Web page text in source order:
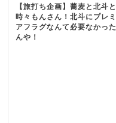
【旅打ち企画】蕎麦と北斗と
時々もんさん！北斗にプレミ
アフラグなんて必要なかった
んや！